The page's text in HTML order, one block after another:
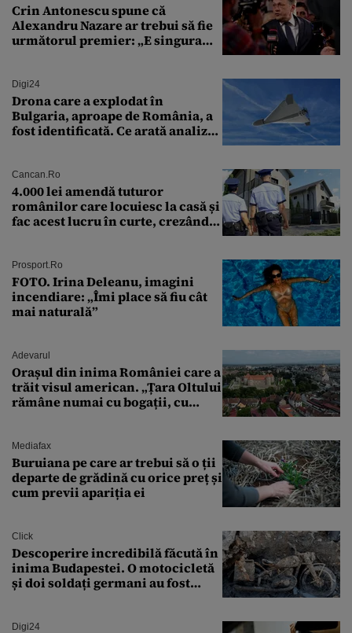
Crin Antonescu spune că
Alexandru Nazare ar trebui să fie
următorul premier: „E singura
Digi24
Drona care a explodat în
Bulgaria, aproape de România, a
fost identificată. Ce arată analiza
Cancan.ro
4.000 lei amendă tuturor
românilor care locuiesc la casă și
fac acest lucru în curte, crezând
Prosport.ro
FOTO. Irina Deleanu, imagini
incendiare: „Îmi place să fiu cât
mai naturală”
Adevarul
Orașul din inima României care a
trăit visul american. „Țara Oltului
rămâne numai cu bogații, cu
Mediafax
Buruiana pe care ar trebui să o ții
departe de grădină cu orice preț și
cum previi apariția ei
Click
Descoperire incredibilă făcută în
inima Budapestei. O motocicletă
și doi soldați germani au fost
Digi24